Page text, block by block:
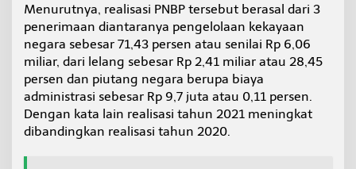
r
a
l
d
a
i
P
Menurutnya, realisasi PNBP tersebut berasal dari 3
penerimaan diantaranya pengelolaan kekayaan
negara sebesar 71,43 persen atau senilai Rp 6,06
miliar, dari lelang sebesar Rp 2,41 miliar atau 28,45
persen dan piutang negara berupa biaya
administrasi sebesar Rp 9,7 juta atau 0,11 persen.
Dengan kata lain realisasi tahun 2021 meningkat
dibandingkan realisasi tahun 2020.